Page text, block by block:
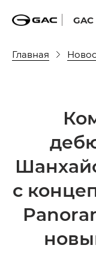
Главная
с